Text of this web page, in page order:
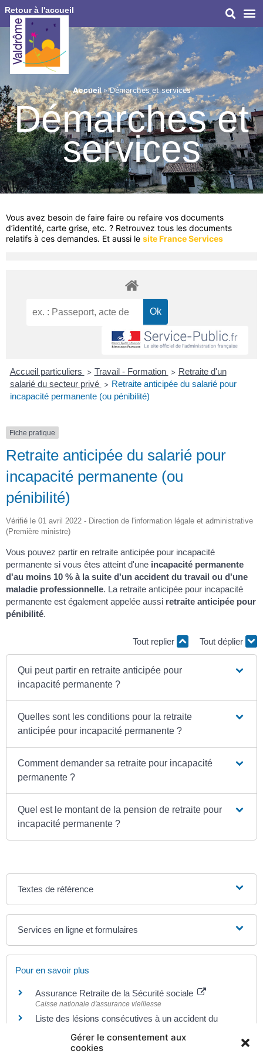
Gérer le consentement aux
cookies
Retour à l'accueil
Accueil»Démarches et services
Démarches et
services
Vous avez besoin de faire faire ou refaire vos documents
d’identité, carte grise, etc. ? Retrouvez tous les documents
relatifs à ces demandes. Et aussi le site France Services
Accueil particuliers > Travail - Formation > Retraite d'un
salarié du secteur privé > Retraite anticipée du salarié pour
incapacité permanente (ou pénibilité)
Fiche pratique
Retraite anticipée du salarié pour
incapacité permanente (ou
pénibilité)
Vérifié le 01 avril 2022 - Direction de l'information légale et administrative
(Première ministre)
Vous pouvez partir en retraite anticipée pour incapacité
permanente si vous êtes atteint d'une incapacité permanente
d'au moins 10 % à la suite d'un accident du travail ou d'une
maladie professionnelle. La retraite anticipée pour incapacité
permanente est également appelée aussi retraite anticipée pour
pénibilité.
Tout replier Tout déplier
Qui peut partir en retraite anticipée pour
incapacité permanente ?
Quelles sont les conditions pour la retraite
anticipée pour incapacité permanente ?
Comment demander sa retraite pour incapacité
permanente ?
Quel est le montant de la pension de retraite pour
incapacité permanente ?
Textes de référence
Services en ligne et formulaires
Pour en savoir plus
Assurance Retraite de la Sécurité sociale
Caisse nationale d'assurance vieillesse
Liste des lésions consécutives à un accident du
d'une maladie professionnelle